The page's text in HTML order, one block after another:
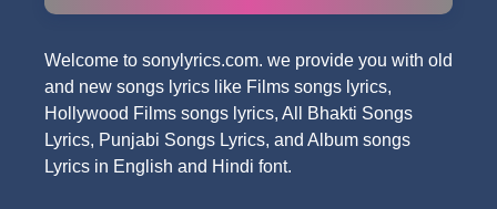
Welcome to sonylyrics.com. we provide you with old
and new songs lyrics like Films songs lyrics,
Hollywood Films songs lyrics, All Bhakti Songs
Lyrics, Punjabi Songs Lyrics, and Album songs
Lyrics in English and Hindi font.